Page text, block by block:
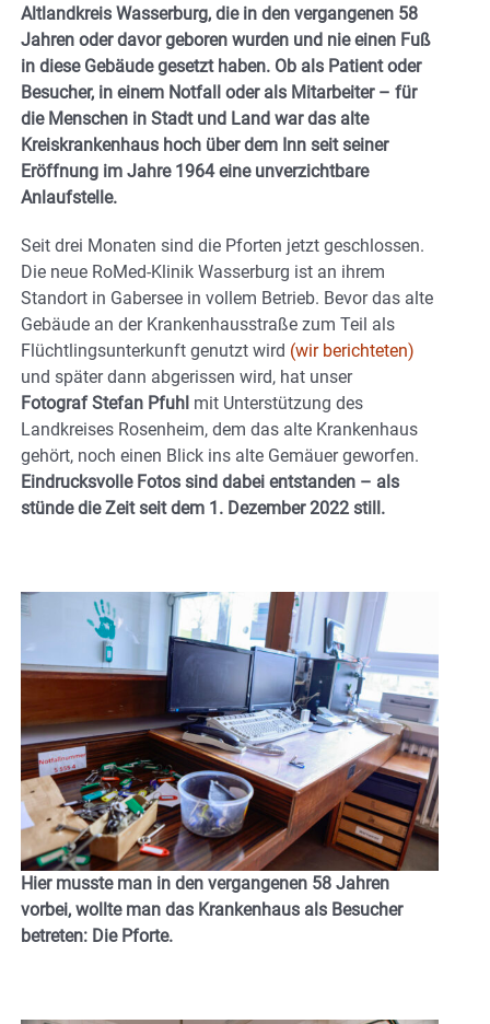
Altlandkreis Wasserburg, die in den vergangenen 58
Jahren oder davor geboren wurden und nie einen Fuß
in diese Gebäude gesetzt haben. Ob als Patient oder
Besucher, in einem Notfall oder als Mitarbeiter – für
die Menschen in Stadt und Land war das alte
Kreiskrankenhaus hoch über dem Inn seit seiner
Eröffnung im Jahre 1964 eine unverzichtbare
Anlaufstelle.
Seit drei Monaten sind die Pforten jetzt geschlossen.
Die neue RoMed-Klinik Wasserburg ist an ihrem
Standort in Gabersee in vollem Betrieb. Bevor das alte
Gebäude an der Krankenhausstraße zum Teil als
Flüchtlingsunterkunft genutzt wird (wir berichteten)
und später dann abgerissen wird, hat unser
Fotograf Stefan Pfuhl mit Unterstützung des
Landkreises Rosenheim, dem das alte Krankenhaus
gehört, noch einen Blick ins alte Gemäuer geworfen.
Eindrucksvolle Fotos sind dabei entstanden – als
stünde die Zeit seit dem 1. Dezember 2022 still.
Hier musste man in den vergangenen 58 Jahren
vorbei, wollte man das Krankenhaus als Besucher
betreten: Die Pforte.